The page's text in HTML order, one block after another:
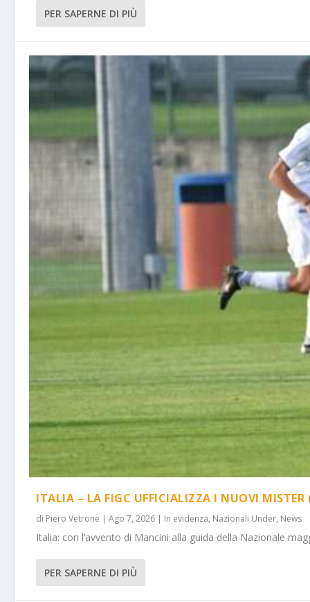
PER SAPERNE DI PIÙ
ITALIA – LA FIGC UFFICIALIZZA I NUOVI MISTER
di Piero Vetrone |Ago 7, 2026 | In evidenza, Nazionali Under, News
Italia: con l’avvento di Mancini alla guida della Nazionale
PER SAPERNE DI PIÙ